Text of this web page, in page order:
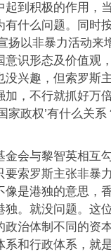
到积极的作用，
什么问题。同时
扬以非暴力活动来
识形态及价值观
兴趣，但索罗斯
，不行就抓好万
家政权’有什么关
会与黎智英相互
索罗斯主张非暴
是港独的意思，
。就没问题。这
治体制不同的资
和行政体系，就